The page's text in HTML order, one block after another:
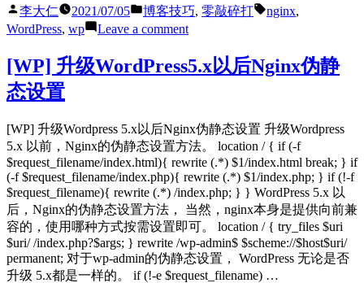
Posted
李大仁 2021/07/05
Posted
博客技巧, 零敲碎打 Tags:
nginx,
WordPress, wp Leave a commenton
子
目
WP
建
站
Nginx
反
向
代
理
设
置
[WP] 升级WordPress5.x以后Nginx伪静
态设置
[WP] 升级Wordpress 5.x以后Nginx伪静态设置 升级Wordpress
5.x 以前，Nginx的伪静态设置方法。 location / { if (-f
$request_filename/index.html){ rewrite (.*) $1/index.html break; } if
(-f $request_filename/index.php){ rewrite (.*) $1/index.php; } if (!-f
$request_filename){ rewrite (.*) /index.php; } } WordPress 5.x 以
后，Nginx的伪静态设置方法， 当然，nginx本身是提供向前兼
容的，使用哪种方式按需设置即可。 location / { try_files $uri
$uri/ /index.php?$args; } rewrite /wp-admin$ $scheme://$host$uri/
permanent; 对于wp-admin的伪静态设置， WordPress 无论是否
升级 5.x都是一样的。 if (!-e $request_filename) …